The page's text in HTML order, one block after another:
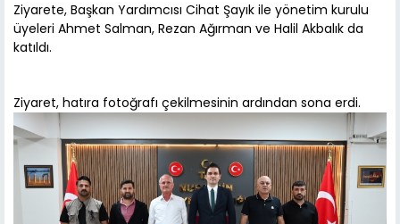
Ziyarete, Başkan Yardımcısı Cihat Şayık ile yönetim kurulu
üyeleri Ahmet Salman, Rezan Ağırman ve Halil Akbalık da
katıldı.
Ziyaret, hatıra fotoğrafı çekilmesinin ardından sona erdi.